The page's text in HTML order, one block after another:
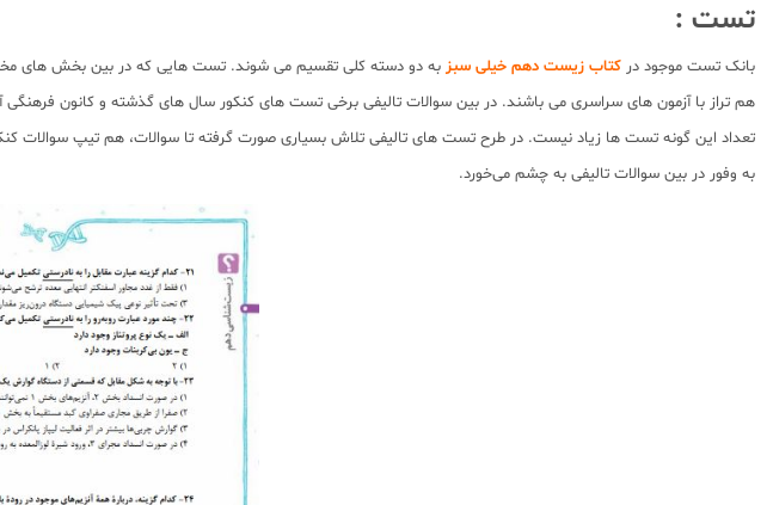
تست :
بانک تست موجود در کتاب زیست دهم خیلی سبز به دو دسته کلی تقسیم می شوند. تست هایی که در بین بخش های
هم تراز با آزمون های سراسری می باشند. در بین سوالات تالیفی برخی تست های کنکور سال های گذشته و کانون
تعداد این گونه تست ها زیاد نیست. در طرح تست های تالیفی تلاش بسیاری صورت گرفته تا سوالات، هم تیپ سوالات
به وفور در بین سوالات تالیفی به چشم می‌خورد.